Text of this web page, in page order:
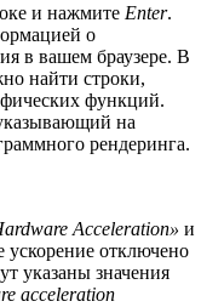
и нажмите Enter.
о
в вашем браузере. В
найти строки,
функций.
на
рендеринга.
Acceleration» и
ускорение отключено
указаны значения
acceleration